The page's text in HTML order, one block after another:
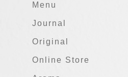
Menu
Journal
Original
Online Store